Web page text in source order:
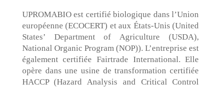
UPROMABIO est certifié biologique dans l’Union
européenne (ECOCERT) et aux États-Unis (United
States’ Department of Agriculture (USDA),
National Organic Program (NOP)). L’entreprise est
également certifiée Fairtrade International. Elle
opère dans une usine de transformation certifiée
HACCP (Hazard Analysis and Critical Control